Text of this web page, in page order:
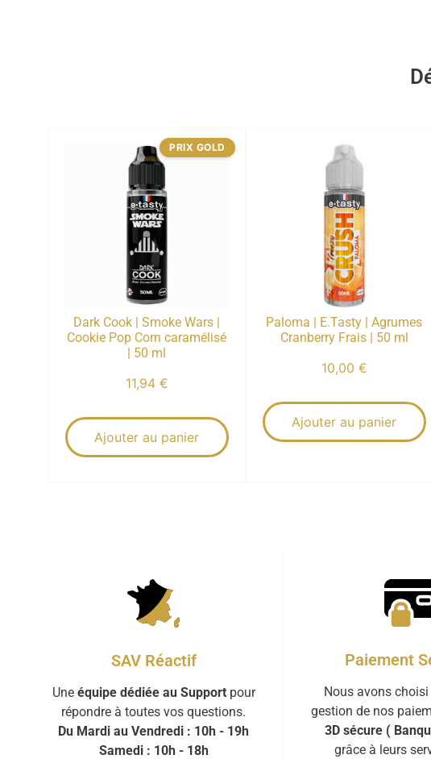
Dark Cook | Smoke Wars |
Cookie Pop Corn caramélisé
| 50 ml
11,94 €
Ajouter au panier
PRIX GOLD
Paloma | E.Tasty | Agrumes
Cranberry Frais | 50 ml
10,00 €
Ajouter au panier
SAV Réactif
Une équipe dédiée au Supportpour
répondre à toutes vos questions.
Du Mardi au Vendredi : 10h - 19h
Samedi : 10h - 18h
Paiement
Nous avons
gestion de nos
3D sécure (
grâce à leurs